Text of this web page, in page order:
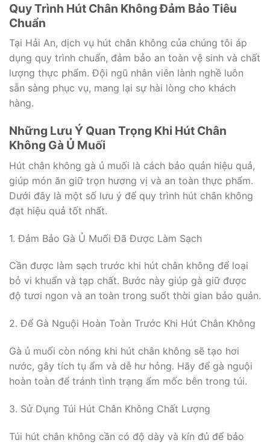
Quy Trình Hút Chân Không Đảm Bảo Tiêu
Chuẩn
Tại Hải An, dịch vụ hút chân không của chúng tôi áp
dụng quy trình chuẩn, đảm bảo an toàn vệ sinh và chất
lượng thực phẩm. Đội ngũ nhân viên lành nghề luôn
sẵn sàng phục vụ, mang lại sự hài lòng cho khách
hàng.
Những Lưu Ý Quan Trọng Khi Hút Chân
Không Gà Ủ Muối
Hút chân không gà ủ muối là cách bảo quản hiệu quả,
giúp món ăn giữ trọn hương vị và an toàn thực phẩm.
Dưới đây là một số lưu ý để quy trình hút chân không
đạt hiệu quả tốt nhất.
1. Đảm Bảo Gà Ủ Muối Đã Được Làm Sạch
Cần được làm sạch trước khi hút chân không để loại
bỏ vi khuẩn và tạp chất. Bước này giúp gà giữ được
độ tươi ngon và an toàn trong suốt thời gian bảo quản.
2. Để Gà Nguội Hoàn Toàn Trước Khi Hút Chân Không
Gà ủ muối còn nóng khi hút chân không sẽ tạo hơi
nước, gây tích tụ ẩm và dễ hư hỏng. Hãy để gà nguội
hoàn toàn để tránh tình trạng ẩm mốc bên trong túi.
3. Sử Dụng Túi Hút Chân Không Chất Lượng
Túi hút chân không cần có độ dày và kín đủ để bảo